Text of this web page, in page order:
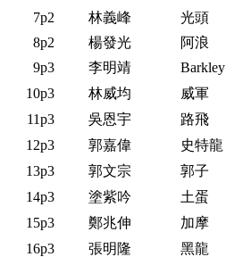
7p2 林義峰 光頭
8p2 楊發光 阿浪
9p3 李明靖 Barkley
10p3 林威均 威軍
11p3 吳恩宇 路飛
12p3 郭嘉偉 史特龍
13p3 郭文宗 郭子
14p3 塗紫吟 土蛋
15p3 鄭兆伸 加摩
16p3 張明隆 黑龍